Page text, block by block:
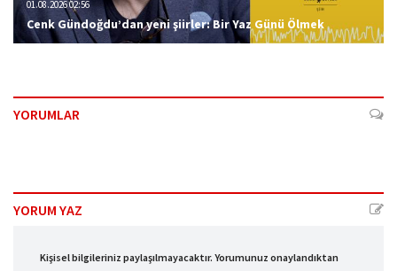
01.08.2026 02:56
Cenk Gündoğdu’dan yeni şiirler: Bir Yaz Günü Ölmek
YORUMLAR
YORUM YAZ
Kişisel bilgileriniz paylaşılmayacaktır. Yorumunuz onaylandıktan